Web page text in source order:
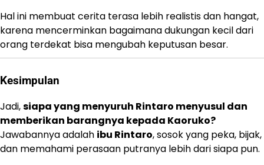
Hal ini membuat cerita terasa lebih realistis dan hangat,
karena mencerminkan bagaimana dukungan kecil dari
orang terdekat bisa mengubah keputusan besar.
Kesimpulan
Jadi,siapa yang menyuruh Rintaro menyusul dan
memberikan barangnya kepada Kaoruko?
Jawabannya adalah ibu Rintaro, sosok yang peka, bijak,
dan memahami perasaan putranya lebih dari siapa pun.